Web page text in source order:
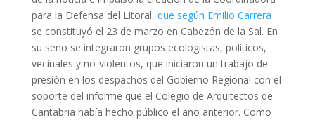
para la Defensa del Litoral, que según Emilio Carrera
se constituyó el 23 de marzo en Cabezón de la Sal. En
su seno se integraron grupos ecologistas, políticos,
vecinales y no-violentos, que iniciaron un trabajo de
presión en los despachos del Gobierno Regional con el
soporte del informe que el Colegio de Arquitectos de
Cantabria había hecho público el año anterior. Como